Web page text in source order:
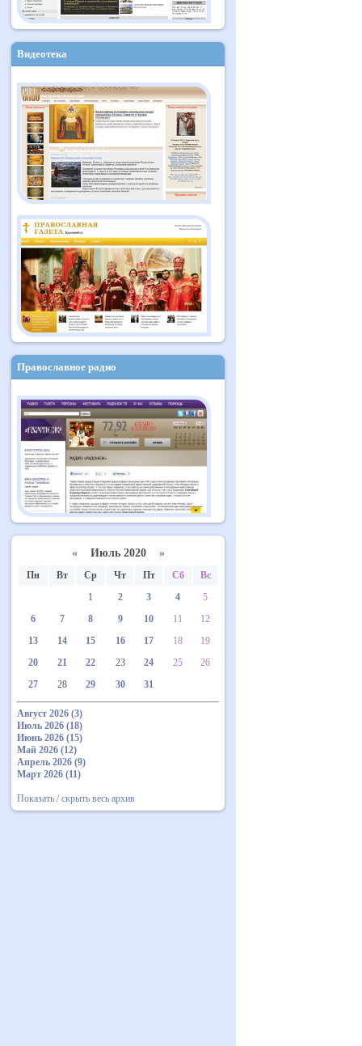
Видеотека
Православное радио
«Июль 2020 »
Пн Вт Ср Чт Пт Сб
Вс
1
2 3 4
5
6
7 8 9 10 11
12
13
14 15 16 17 18
19
20
21 22 23 24 25
26
27
28 29 30 31
Август 2026 (3)
Июль 2026 (18)
Июнь 2026 (15)
Май 2026 (12)
Апрель 2026 (9)
Март 2026 (11)
Показать / скрыть весь архив